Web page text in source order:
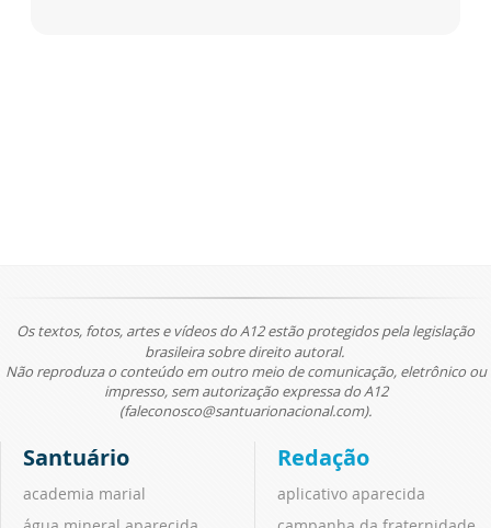
Os textos, fotos, artes e vídeos do A12 estão protegidos pela legislação
brasileira sobre direito autoral.
Não reproduza o conteúdo em outro meio de comunicação, eletrônico ou
impresso, sem autorização expressa do A12
(faleconosco@santuarionacional.com).
Santuário
academia marial
Redação
aplicativo aparecida